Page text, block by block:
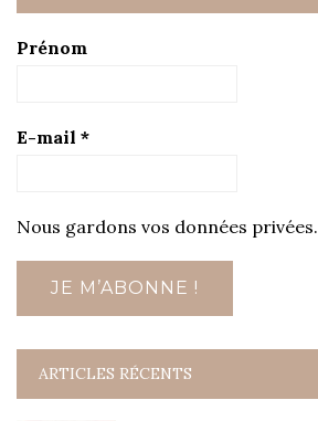
Prénom
E-mail *
Nous gardons vos données privées.
ARTICLES RÉCENTS